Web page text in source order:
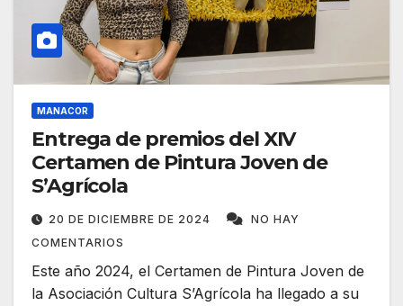
MANACOR
Entrega de premios del XIV
Certamen de Pintura Joven de
S’Agrícola
20 DE DICIEMBRE DE 2024
NO HAY
COMENTARIOS
Este año 2024, el Certamen de Pintura Joven de
la Asociación Cultura S’Agrícola ha llegado a su